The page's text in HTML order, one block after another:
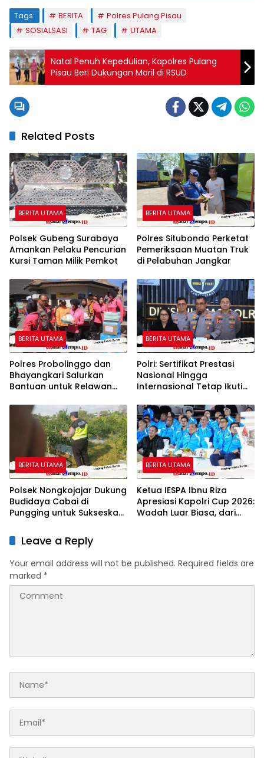
Tags: BERITA
Polres Pulang Pisau
SOSIALSASI
TAG UTAMA
Natal Penuh Kepedulian, Kapolres Pulang
Pisau Beri Dukungan Moril di RSUD
Related Posts
BERITA UTAMA
Polsek Gubeng Surabaya
Amankan Pelaku Pencurian
Kursi Taman Milik Pemkot
BERITA UTAMA
Polres Situbondo Perketat
Pemeriksaan Muatan Truk
di Pelabuhan Jangkar
BERITA UTAMA
Polres Probolinggo dan
Bhayangkari Salurkan
Bantuan untuk Relawan
BERITA UTAMA
Polri: Sertifikat Prestasi
Nasional Hingga
Internasional Tetap Ikuti
Rekrutmen Polri
BERITA UTAMA
Polsek Nongkojajar Dukung
Budidaya Cabai di
Pungging untuk Sukseskan
BERITA UTAMA
Ketua IESPA Ibnu Riza
Apresiasi Kapolri Cup 2026:
Wadah Luar Biasa, dari
Leave a Reply
Your email address will not be published. Required fields are
marked *